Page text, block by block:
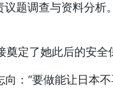
题调查与资料分析
定了她此后的安全
“要做能让日本